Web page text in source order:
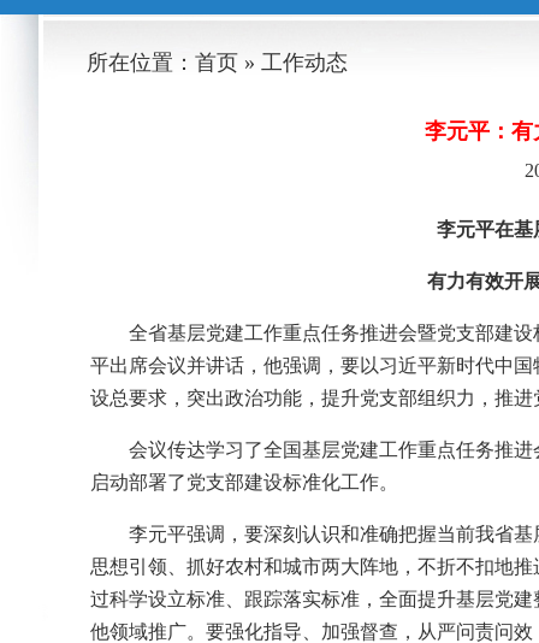
所在位置：首页 » 工作动态
李元平：
李元平在基层党建有关
有力有效开展党支部建
全省基层党建工作重点任务推进会暨党支部建
平出席会议并讲话，他强调，要以习近平新时代中
设总要求，突出政治功能，提升党支部组织力，推
会议传达学习了全国基层党建工作重点任务推
启动部署了党支部建设标准化工作。
李元平强调，要深刻认识和准确把握当前我省
思想引领、抓好农村和城市两大阵地，不折不扣地
过科学设立标准、跟踪落实标准，全面提升基层党
他领域推广。要强化指导、加强督查，从严问责问